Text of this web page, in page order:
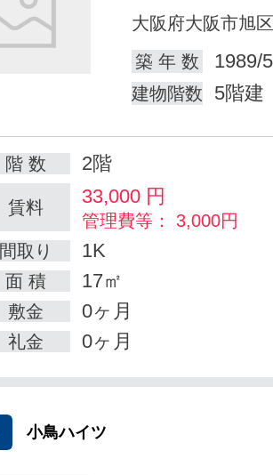
大阪府大阪市旭
築 年 数
1989/
建物階数 5階建
階 数 2階
賃料 33,000 円
管理費等： 3,000円
間取り
1K
面 積 17㎡
敷金 0ヶ月
礼金 0ヶ月
小鳥ハイツ